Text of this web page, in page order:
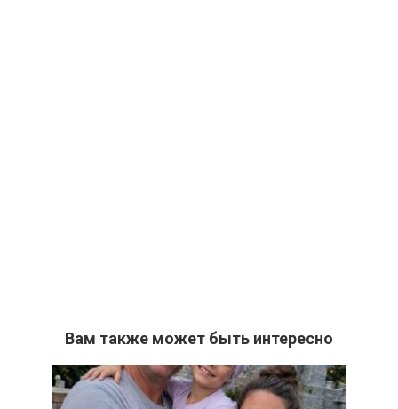
Вам также может быть интересно